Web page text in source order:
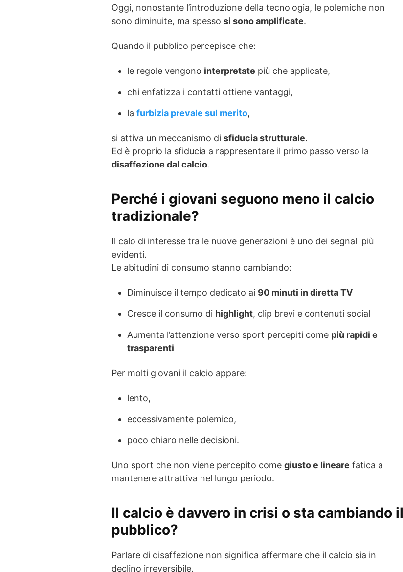
Oggi, nonostante l’introduzione della tecnologia, le polemiche non
sono diminuite, ma spesso si sono amplificate.
Quando il pubblico percepisce che:
le regole vengono interpretate più che applicate,
chi enfatizza i contatti ottiene vantaggi,
la furbizia prevale sul merito,
si attiva un meccanismo di sfiducia strutturale.
Ed è proprio la sfiducia a rappresentare il primo passo verso la
disaffezione dal calcio.
Perché i giovani seguono meno il calcio
tradizionale?
Il calo di interesse tra le nuove generazioni è uno dei segnali più
evidenti.
Le abitudini di consumo stanno cambiando:
Diminuisce il tempo dedicato ai 90 minuti in diretta TV
Cresce il consumo di highlight, clip brevi e contenuti social
Aumenta l’attenzione verso sport percepiti come più rapidi e
trasparenti
Per molti giovani il calcio appare:
lento,
eccessivamente polemico,
poco chiaro nelle decisioni.
Uno sport che non viene percepito come giusto e lineare fatica a
mantenere attrattiva nel lungo periodo.
Il calcio è davvero in crisi o sta cambiando il
pubblico?
Parlare di disaffezione non significa affermare che il calcio sia in
declino irreversibile.